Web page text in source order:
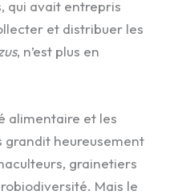
qui avait entrepris
et distribuer les
, n’est plus en
alimentaire et les
grandit heureusement
grainetiers
Mais le